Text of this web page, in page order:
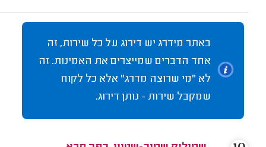
באתר מידרג יש דירוג על כל שירות, זה
אחד הדברים שמייצרים את האמינות. זה
לא "מי שרוצה מדרג" אלא כל לקוח
שמקבל שירות - נותן דירוג.